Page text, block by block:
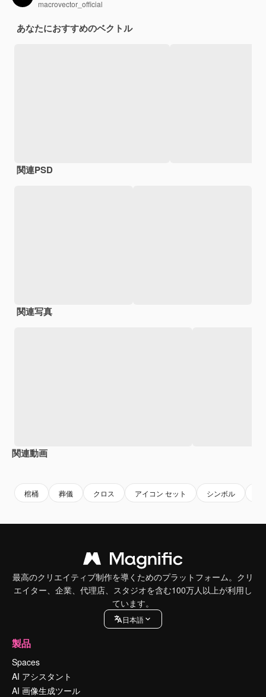
macrovector_official
あなたにおすすめのベクトル
関連PSD
関連写真
関連動画
棺桶 葬儀 クロス アイコン セット シンボル
最高のクリエイティブ制作を導くためのプラットフォーム。クリ
エイター、企業、代理店、スタジオを含む100万人以上が利用し
ています。
日本語
製品
Spaces
AI アシスタント
AI 画像生成ツール